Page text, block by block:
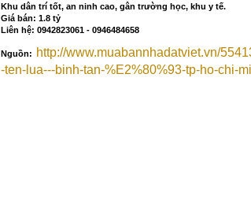
Khu dân trí tốt, an ninh cao, gân trường học, khu y tế.
Giá bán: 1.8 tỷ
Liên hệ: 0942823061 - 0946484658
Nguồn:
http://www.muabannhadatviet.vn/
-ten-lua---binh-tan-%E2%80%93-tp-ho-chi-